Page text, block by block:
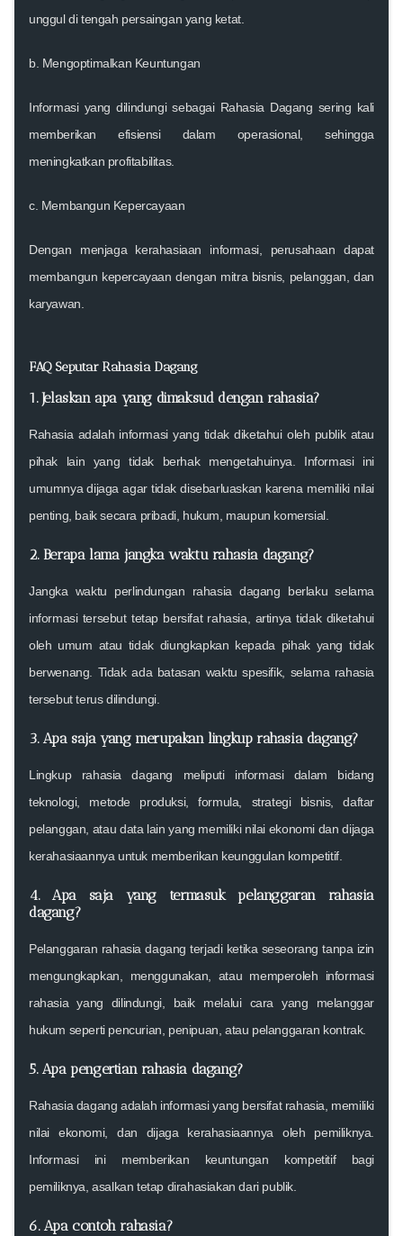
unggul di tengah persaingan yang ketat.
b. Mengoptimalkan Keuntungan
Informasi yang dilindungi sebagai Rahasia Dagang sering kali
memberikan efisiensi dalam operasional, sehingga
meningkatkan profitabilitas.
c. Membangun Kepercayaan
Dengan menjaga kerahasiaan informasi, perusahaan dapat
membangun kepercayaan dengan mitra bisnis, pelanggan, dan
karyawan.
FAQ Seputar Rahasia Dagang
1.Jelaskan apa yang dimaksud dengan rahasia?
Rahasia adalah informasi yang tidak diketahui oleh publik atau
pihak lain yang tidak berhak mengetahuinya. Informasi ini
umumnya dijaga agar tidak disebarluaskan karena memiliki nilai
penting, baik secara pribadi, hukum, maupun komersial.
2. Berapa lama jangka waktu rahasia dagang?
Jangka waktu perlindungan rahasia dagang berlaku selama
informasi tersebut tetap bersifat rahasia, artinya tidak diketahui
oleh umum atau tidak diungkapkan kepada pihak yang tidak
berwenang. Tidak ada batasan waktu spesifik, selama rahasia
tersebut terus dilindungi.
3. Apa saja yang merupakan lingkup rahasia dagang?
Lingkup rahasia dagang meliputi informasi dalam bidang
teknologi, metode produksi, formula, strategi bisnis, daftar
pelanggan, atau data lain yang memiliki nilai ekonomi dan dijaga
kerahasiaannya untuk memberikan keunggulan kompetitif.
4. Apa saja yang termasuk pelanggaran rahasia
dagang?
Pelanggaran rahasia dagang terjadi ketika seseorang tanpa izin
mengungkapkan, menggunakan, atau memperoleh informasi
rahasia yang dilindungi, baik melalui cara yang melanggar
hukum seperti pencurian, penipuan, atau pelanggaran kontrak.
5. Apa pengertian rahasia dagang?
Rahasia dagang adalah informasi yang bersifat rahasia, memiliki
nilai ekonomi, dan dijaga kerahasiaannya oleh pemiliknya.
Informasi ini memberikan keuntungan kompetitif bagi
pemiliknya, asalkan tetap dirahasiakan dari publik.
6. Apa contoh rahasia?